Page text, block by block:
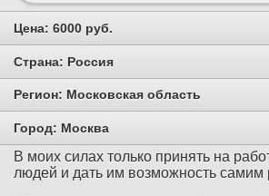
Цена: 6000 руб.
Страна: Россия
Регион: Московская область
Город: Москва
В моих силах только принять на
людей и дать им возможность самим